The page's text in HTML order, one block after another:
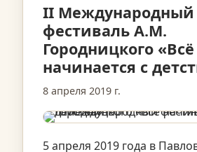
II Международный
фестиваль А.М.
Городницкого «Всё
начинается с
8 апреля 2019 г.
5 апреля 2019 года в